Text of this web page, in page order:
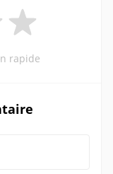
rapide